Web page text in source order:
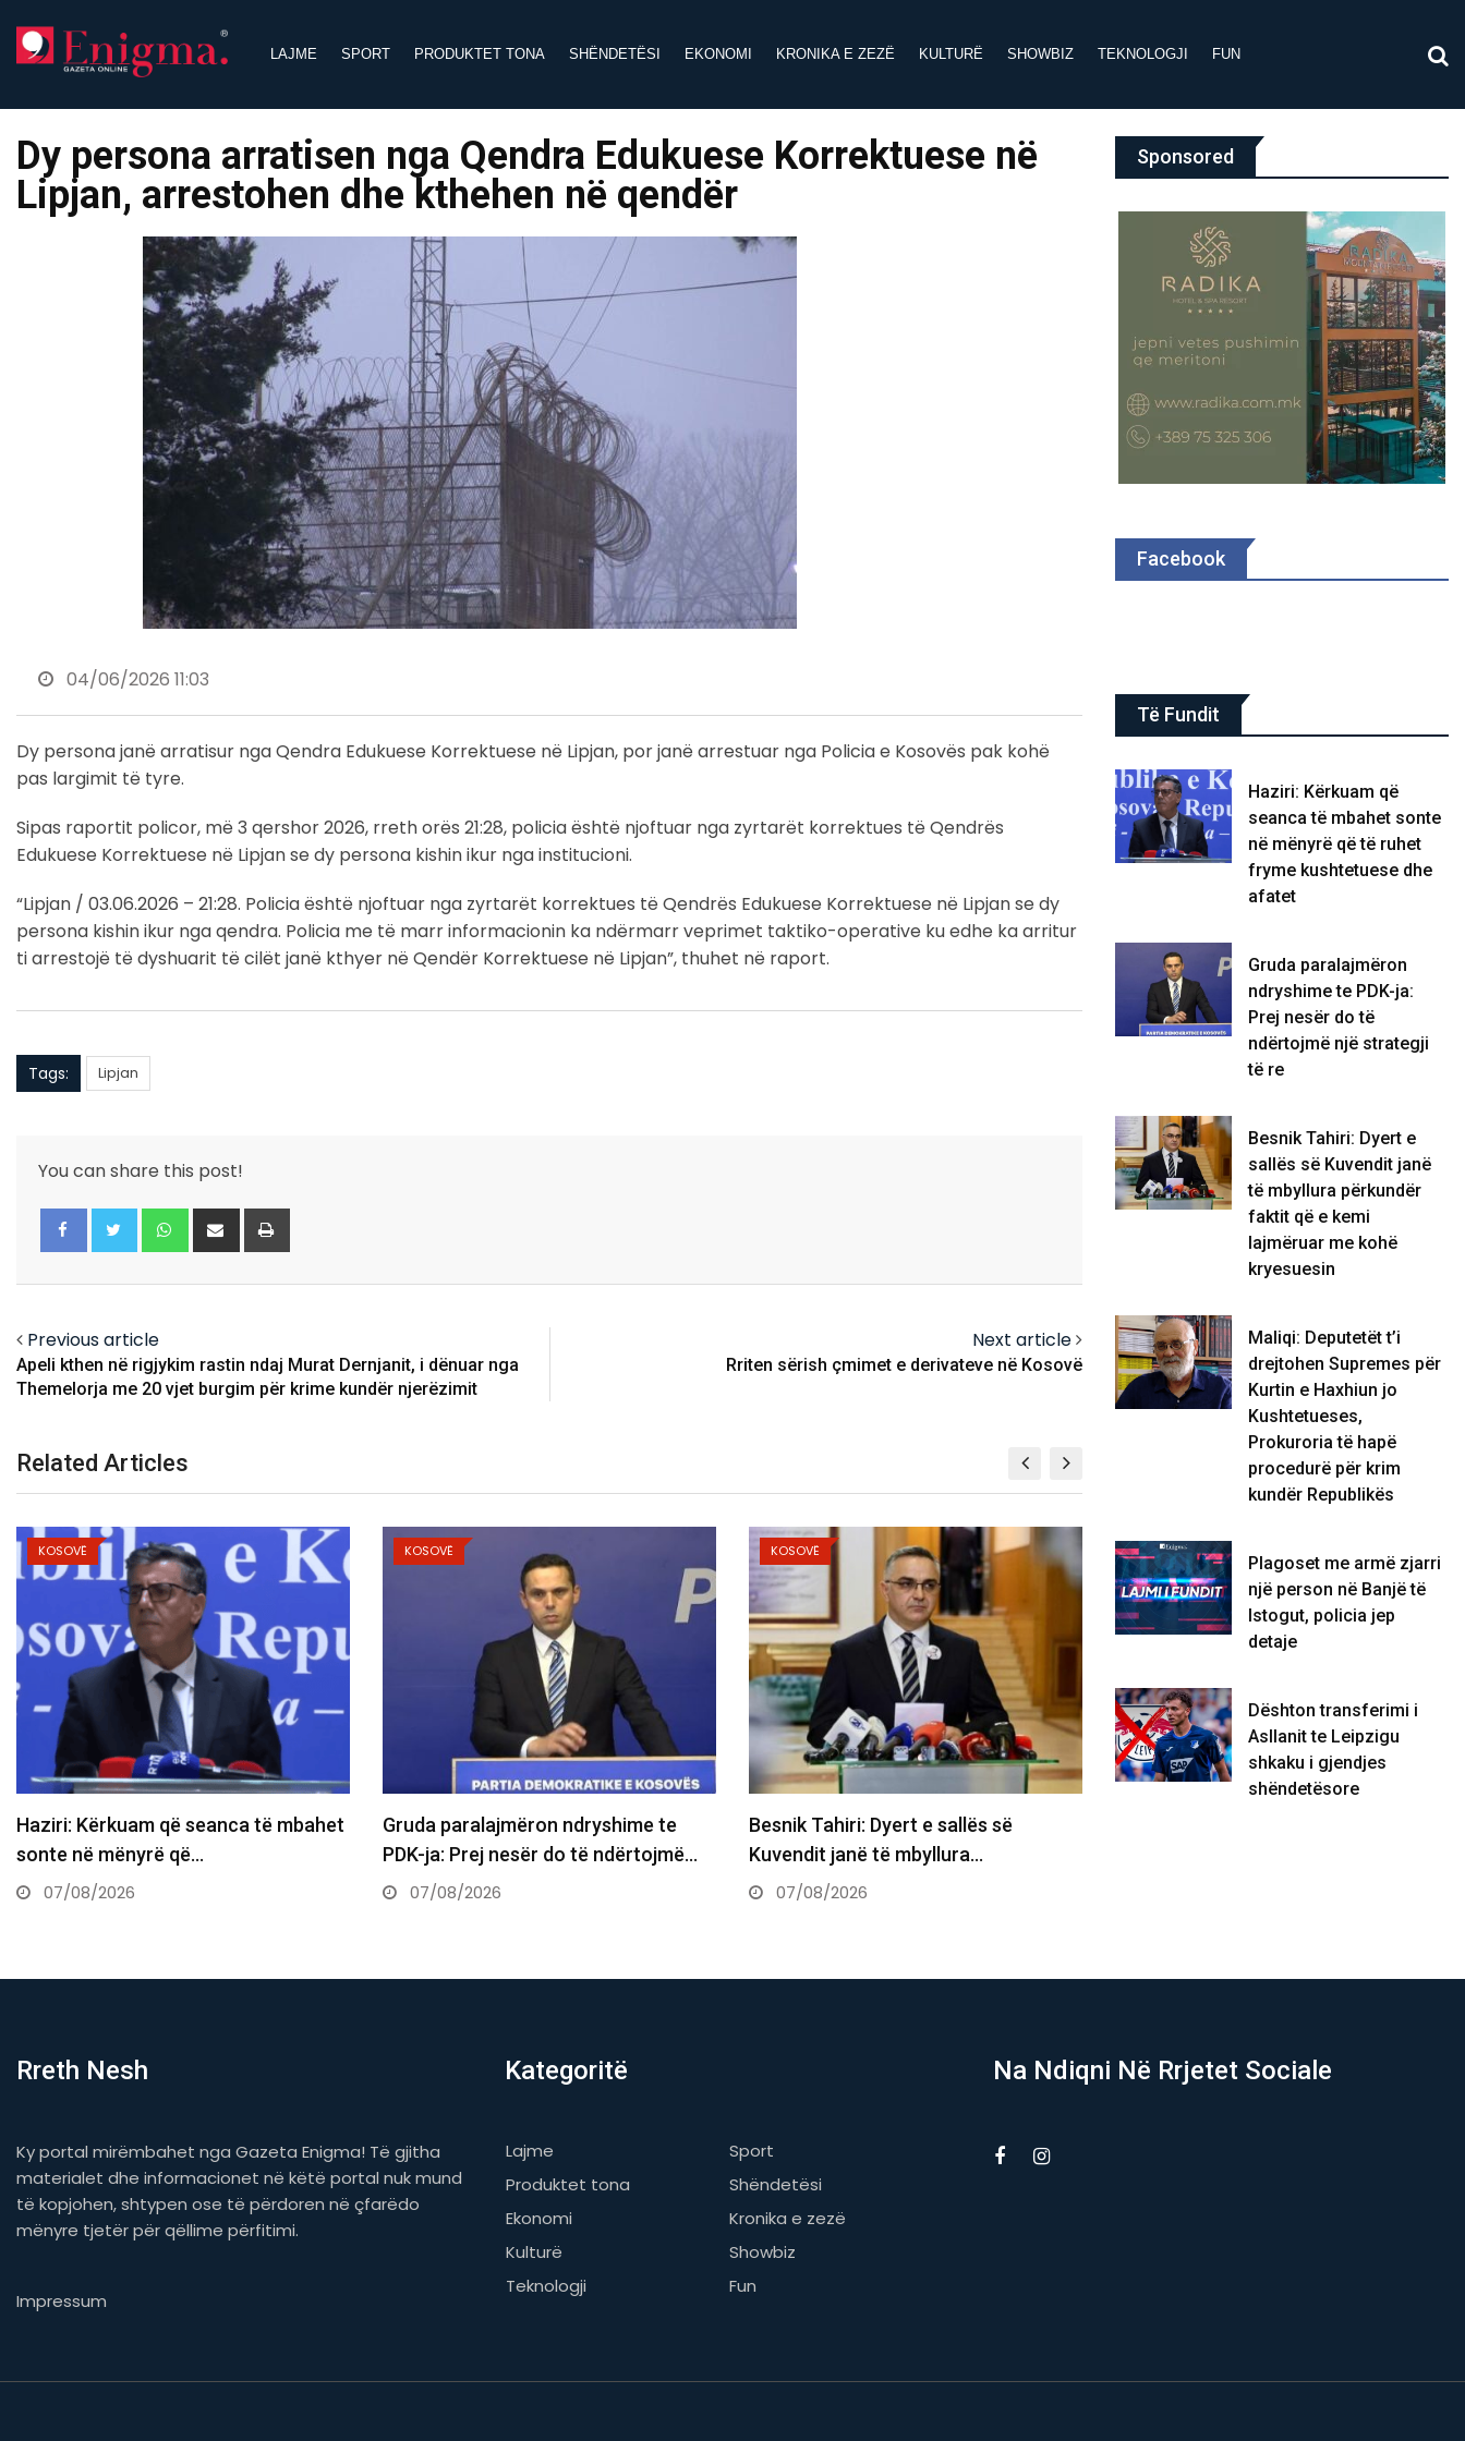
content
LAJME SPORT PRODUKTET TONA SHËNDETËSI EKONOMI KRONIKA E ZEZË KULTURË SHOWBIZ TEKNOLOGJI FUN
Dy persona arratisen nga Qendra Edukuese Korrektuese në
Lipjan, arrestohen dhe kthehen në qendër
04/06/2026 11:03
Dy persona janë arratisur nga Qendra Edukuese Korrektuese në Lipjan, por janë arrestuar nga Policia e Kosovës pak kohë
pas largimit të tyre.
Sipas raportit policor, më 3 qershor 2026, rreth orës 21:28, policia është njoftuar nga zyrtarët korrektues të Qendrës
Edukuese Korrektuese në Lipjan se dy persona kishin ikur nga institucioni.
“Lipjan / 03.06.2026 – 21:28. Policia është njoftuar nga zyrtarët korrektues të Qendrës Edukuese Korrektuese në Lipjan se dy
persona kishin ikur nga qendra. Policia me të marr informacionin ka ndërmarr veprimet taktiko-operative ku edhe ka arritur
ti arrestojë të dyshuarit të cilët janë kthyer në Qendër Korrektuese në Lipjan”, thuhet në raport.
Tags: Lipjan
You can share this post!
Whatsapp
Share
via
Previous article
Apeli kthen në rigjykim rastin ndaj Murat Dernjanit, i dënuar nga
Themelorja me 20 vjet burgim për krime kundër njerëzimit
Next article
Rriten sërish çmimet e derivateve në Kosovë
Related Articles
KOSOVË
Kërkuam që seanca të mbahet
në mënyrë që…
07/08/2026
KOSOVË
Gruda paralajmëron ndryshime te
PDK-ja: Prej nesër do të ndërtojmë…
07/08/2026
KOSOVË
Besnik Tahiri: Dyert e sallës së
Kuvendit janë të mbyllura…
07/08/2026
KOSOVË
Sponsored
Facebook
Të Fundit
Haziri: Kërkuam që
seanca të mbahet sonte
në mënyrë që të ruhet
fryme kushtetuese dhe
afatet
Gruda paralajmëron
ndryshime te PDK-ja:
Prej nesër do të
ndërtojmë një strategji
të re
Besnik Tahiri: Dyert e
sallës së Kuvendit janë
të mbyllura përkundër
faktit që e kemi
lajmëruar me kohë
kryesuesin
Maliqi: Deputetët t’i
drejtohen Supremes për
Kurtin e Haxhiun jo
Kushtetueses,
Prokuroria të hapë
procedurë për krim
kundër Republikës
Plagoset me armë zjarri
një person në Banjë të
Istogut, policia jep
detaje
Dështon transferimi i
Asllanit te Leipzigu
shkaku i gjendjes
shëndetësore
Rreth Nesh
Ky portal mirëmbahet nga Gazeta Enigma! Të gjitha
materialet dhe informacionet në këtë portal nuk mund
të kopjohen, shtypen ose të përdoren në çfarëdo
mënyre tjetër për qëllime përfitimi.
Impressum
Kategoritë
Lajme
Sport
Produktet tona
Shëndetësi
Ekonomi
Kronika e zezë
Kulturë
Showbiz
Teknologji
Fun
Na Ndiqni Në Rrjetet Sociale